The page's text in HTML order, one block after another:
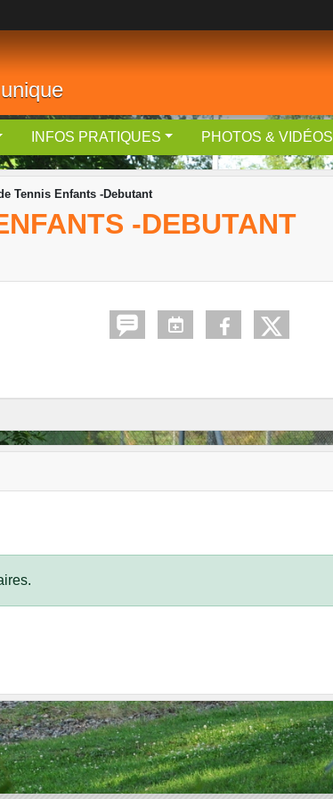
INFOS PRATIQUES PHOTOS & VIDÉOS
Tennis Enfants -Debutant
-DEBUTANT